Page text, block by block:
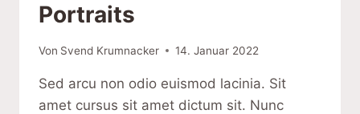
Portraits
Von Svend Krumnacker 14. Januar 2022
Sed arcu non odio euismod lacinia. Sit
amet cursus sit amet dictum sit. Nunc